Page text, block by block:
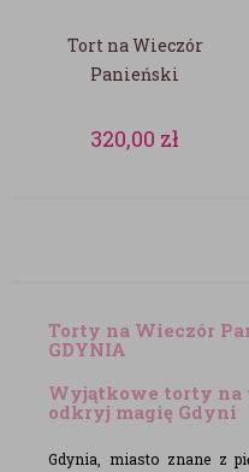
Tort na Wieczór
Panieński
320,00 zł
Torty na Wieczór
GDYNIA
Wyjątkowe torty na
odkryj magię Gdyni
Gdynia, miasto znane z